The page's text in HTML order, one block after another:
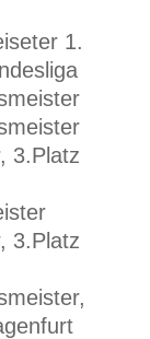
1.
3.Platz
3.Platz